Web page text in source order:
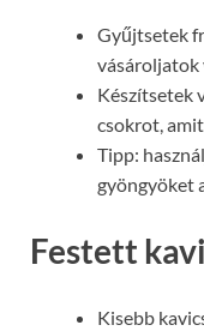
Gyűjtsetek
vásároljatok
Készítsetek
csokrot,
Tipp:
gyöngyöket
Festett
Kisebb